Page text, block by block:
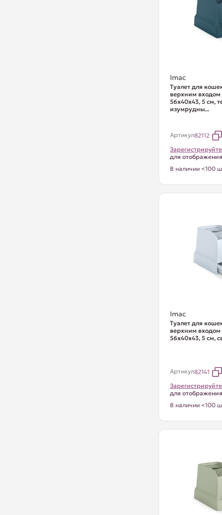
Imac
Туалет для
верхним входом
56х40х43, 5 см,
изумрудны...
Артикул82112
для
В наличии <100
Imac
Туалет для
верхним входом
56х40х43, 5 см,
Артикул82141
для
В наличии <100